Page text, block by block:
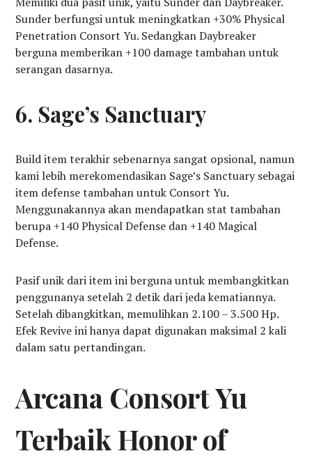
Sunder berfungsi untuk meningkatkan +30% Physical
Penetration Consort Yu. Sedangkan Daybreaker
berguna memberikan +100 damage tambahan untuk
serangan dasarnya.
6. Sage’s Sanctuary
Build item terakhir sebenarnya sangat opsional, namun
kami lebih merekomendasikan Sage’s Sanctuary sebagai
item defense tambahan untuk Consort Yu.
Menggunakannya akan mendapatkan stat tambahan
berupa +140 Physical Defense dan +140 Magical
Defense.
Pasif unik dari item ini berguna untuk membangkitkan
penggunanya setelah 2 detik dari jeda kematiannya.
Setelah dibangkitkan, memulihkan 2.100 – 3.500 Hp.
Efek Revive ini hanya dapat digunakan maksimal 2 kali
dalam satu pertandingan.
Arcana Consort Yu
Terbaik Honor of